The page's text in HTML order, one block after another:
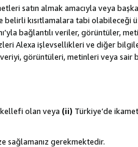
satın almak amacıyla veya
kısıtlamalara tabi olabileceği
bağlantılı veriler, görüntüler,
Alexa işlevsellikleri ve diğer
görüntüleri, metinleri veya sair
olan veya (ii) Türkiye’de
sağlamanız gerekmektedir.